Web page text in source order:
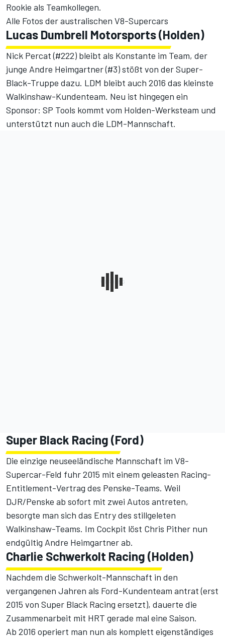
Rookie als Teamkollegen.
Alle Fotos der australischen V8-Supercars
Lucas Dumbrell Motorsports (Holden)
Nick Percat (#222) bleibt als Konstante im Team, der
junge Andre Heimgartner (#3) stößt von der Super-
Black-Truppe dazu. LDM bleibt auch 2016 das kleinste
Walkinshaw-Kundenteam. Neu ist hingegen ein
Sponsor: SP Tools kommt vom Holden-Werksteam und
unterstützt nun auch die LDM-Mannschaft.
Super Black Racing (Ford)
Die einzige neuseeländische Mannschaft im V8-
Supercar-Feld fuhr 2015 mit einem geleasten Racing-
Entitlement-Vertrag des Penske-Teams. Weil
DJR/Penske ab sofort mit zwei Autos antreten,
besorgte man sich das Entry des stillgeleten
Walkinshaw-Teams. Im Cockpit löst Chris Pither nun
endgültig Andre Heimgartner ab.
Charlie Schwerkolt Racing (Holden)
Nachdem die Schwerkolt-Mannschaft in den
vergangenen Jahren als Ford-Kundenteam antrat (erst
2015 von Super Black Racing ersetzt), dauerte die
Zusammenarbeit mit HRT gerade mal eine Saison.
Ab 2016 operiert man nun als komplett eigenständiges